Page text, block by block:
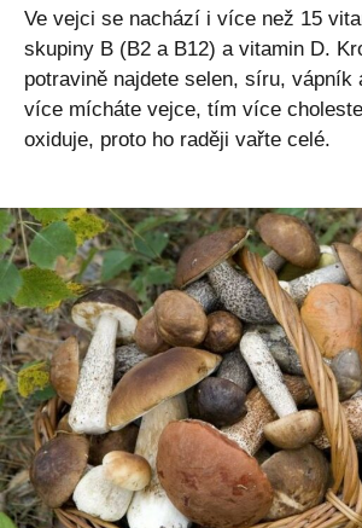
Ve vejci se nachází i více než 15
skupiny B (B2 a B12) a vitamin D.
potravině najdete selen, síru, vápník
více mícháte vejce, tím více
oxiduje, proto ho raději vařte celé.